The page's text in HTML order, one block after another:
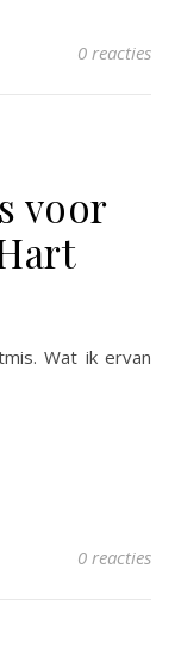
0 reacties
voor
0 reacties